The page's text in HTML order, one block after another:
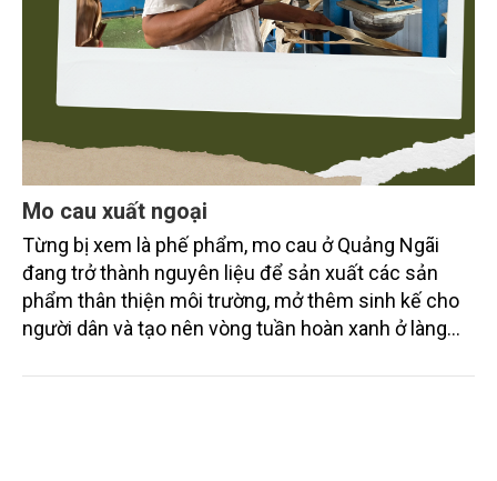
Mo cau xuất ngoại
Từng bị xem là phế phẩm, mo cau ở Quảng Ngãi
đang trở thành nguyên liệu để sản xuất các sản
phẩm thân thiện môi trường, mở thêm sinh kế cho
người dân và tạo nên vòng tuần hoàn xanh ở làng
chén, dĩa... từ mo cau đã được thị trường trong nước